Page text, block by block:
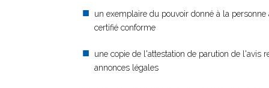
un exemplaire du pouvoir donné à la
certifié conforme
une copie de l'attestation de parution de l'avis
annonces légales